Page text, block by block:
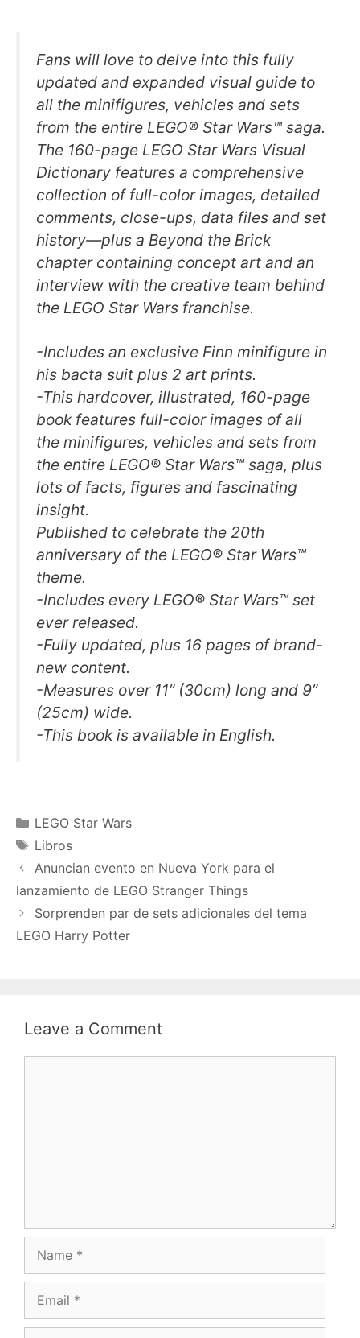
Fans will love to delve into this fully
updated and expanded visual guide to
all the minifigures, vehicles and sets
from the entire LEGO® Star Wars™ saga.
The 160-page LEGO Star Wars Visual
Dictionary features a comprehensive
collection of full-color images, detailed
comments, close-ups, data files and set
history—plus a Beyond the Brick
chapter containing concept art and an
interview with the creative team behind
the LEGO Star Wars franchise.
-Includes an exclusive Finn minifigure in
his bacta suit plus 2 art prints.
-This hardcover, illustrated, 160-page
book features full-color images of all
the minifigures, vehicles and sets from
the entire LEGO® Star Wars™ saga, plus
lots of facts, figures and fascinating
insight.
Published to celebrate the 20th
anniversary of the LEGO® Star Wars™
theme.
-Includes every LEGO® Star Wars™ set
ever released.
-Fully updated, plus 16 pages of brand-
new content.
-Measures over 11” (30cm) long and 9”
(25cm) wide.
-This book is available in English.
Categories
LEGO Star Wars
Tags
Libros
Anuncian evento en Nueva York para el
lanzamiento de LEGO Stranger Things
Sorprenden par de sets adicionales del tema
LEGO Harry Potter
Leave a Comment